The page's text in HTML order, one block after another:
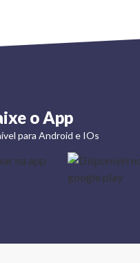
o App
para Android e IOs